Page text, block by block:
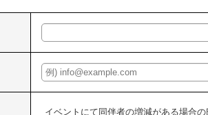
イベントにて同伴者の増減がある場合